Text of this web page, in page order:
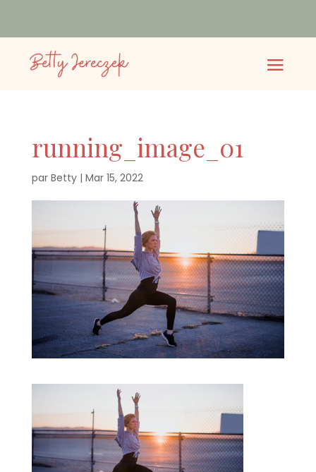
running_image_01
par Betty| Mar 15, 2022